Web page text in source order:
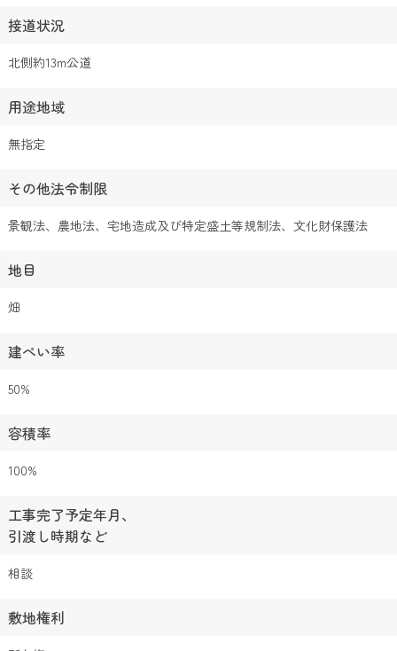
接道状況
北側約13m公道
用途地域
無指定
その他法令制限
景観法、農地法、宅地造成及び特定盛土等規制法、文化財保護法
地目
畑
建ぺい率
50%
容積率
100%
工事完了予定年月、
引渡し時期など
相談
敷地権利